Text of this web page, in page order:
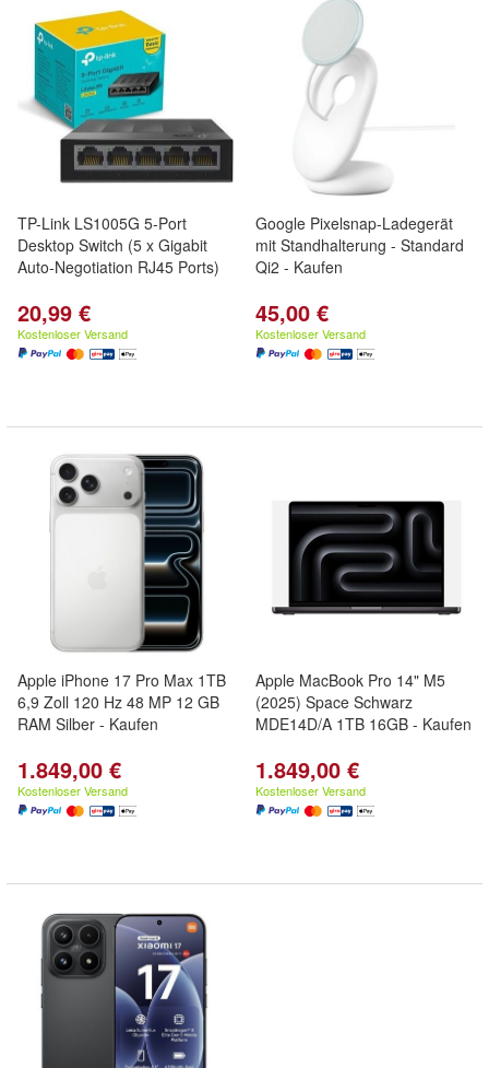
TP-Link LS1005G 5-Port
Desktop Switch (5 x Gigabit
Auto-Negotiation RJ45 Ports)
20,99 €
Kostenloser Versand
Google Pixelsnap-Ladegerät
mit Standhalterung - Standard
Qi2 - Kaufen
45,00 €
Kostenloser Versand
Apple iPhone 17 Pro Max 1TB
6,9 Zoll 120 Hz 48 MP 12 GB
RAM Silber - Kaufen
1.849,00 €
Kostenloser Versand
Apple MacBook Pro 14" M5
(2025) Space Schwarz
MDE14D/A 1TB 16GB - Kaufen
1.849,00 €
Kostenloser Versand